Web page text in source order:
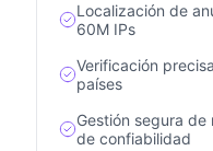
Localización de
60M IPs
Verificación
países
Gestión segura
de confiabilidad